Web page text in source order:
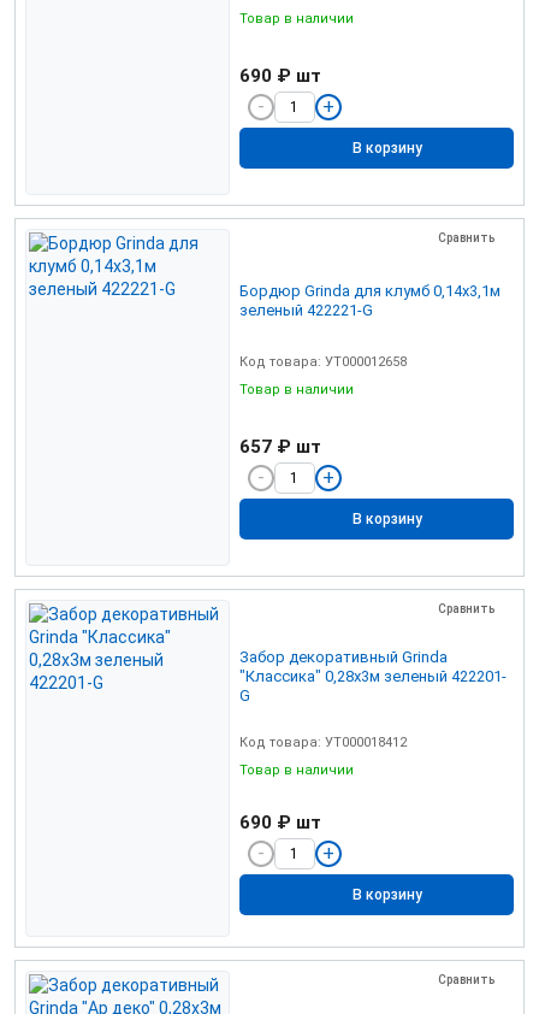
Товар в наличии
690 ₽ шт
В корзину
Сравнить
Бордюр Grinda для клумб 0,14х3,1м
зеленый 422221-G
Код товара: УТ000012658
Товар в наличии
657 ₽ шт
В корзину
Сравнить
Забор декоративный Grinda
"Классика" 0,28х3м зеленый 422201-
G
Код товара: УТ000018412
Товар в наличии
690 ₽ шт
В корзину
Сравнить